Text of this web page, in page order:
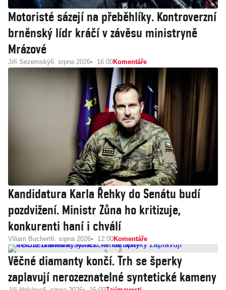
Motoristé sázejí na přeběhlíky. Kontroverzní
brněnský lídr kráčí v závěsu ministryně
Mrázové
Jiří Sezemský6. srpna 2026 16:00Komentáře
Kandidatura Karla Řehky do Senátu budí
pozdvižení. Ministr Zůna ho kritizuje,
konkurenti haní i chválí
Viliam Buchert6. srpna 2026 12:00Komentáře
Věčné diamanty končí. Trh se šperky
zaplavují nerozeznatelné syntetické kameny